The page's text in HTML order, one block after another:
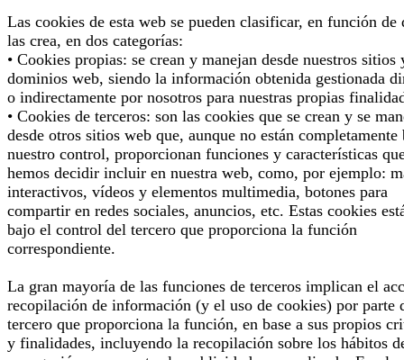
Las cookies de esta web se pueden clasificar, en función de
las crea, en dos categorías:
• Cookies propias: se crean y manejan desde nuestros sitios
dominios web, siendo la información obtenida gestionada
o indirectamente por nosotros para nuestras propias
• Cookies de terceros: son las cookies que se crean y se
desde otros sitios web que, aunque no están completamente
nuestro control, proporcionan funciones y características
hemos decidir incluir en nuestra web, como, por ejemplo:
interactivos, vídeos y elementos multimedia, botones para
compartir en redes sociales, anuncios, etc. Estas cookies
bajo el control del tercero que proporciona la función
correspondiente.
La gran mayoría de las funciones de terceros implican el
recopilación de información (y el uso de cookies) por parte
tercero que proporciona la función, en base a sus propios
y finalidades, incluyendo la recopilación sobre los hábitos